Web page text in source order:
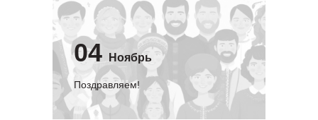
04 Ноябрь
Поздравляем!